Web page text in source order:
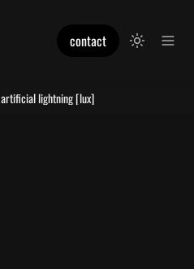
contact
artificial lightning [lux]